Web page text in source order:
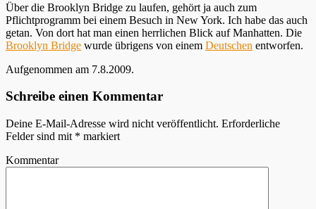
Über die Brooklyn Bridge zu laufen, gehört ja auch zum
Pflichtprogramm bei einem Besuch in New York. Ich habe das auch
getan. Von dort hat man einen herrlichen Blick auf Manhatten. Die
Brooklyn Bridge wurde übrigens von einem Deutschen entworfen.
Aufgenommen am 7.8.2009.
Schreibe einen Kommentar
Deine E-Mail-Adresse wird nicht veröffentlicht. Erforderliche
Felder sind mit * markiert
Kommentar